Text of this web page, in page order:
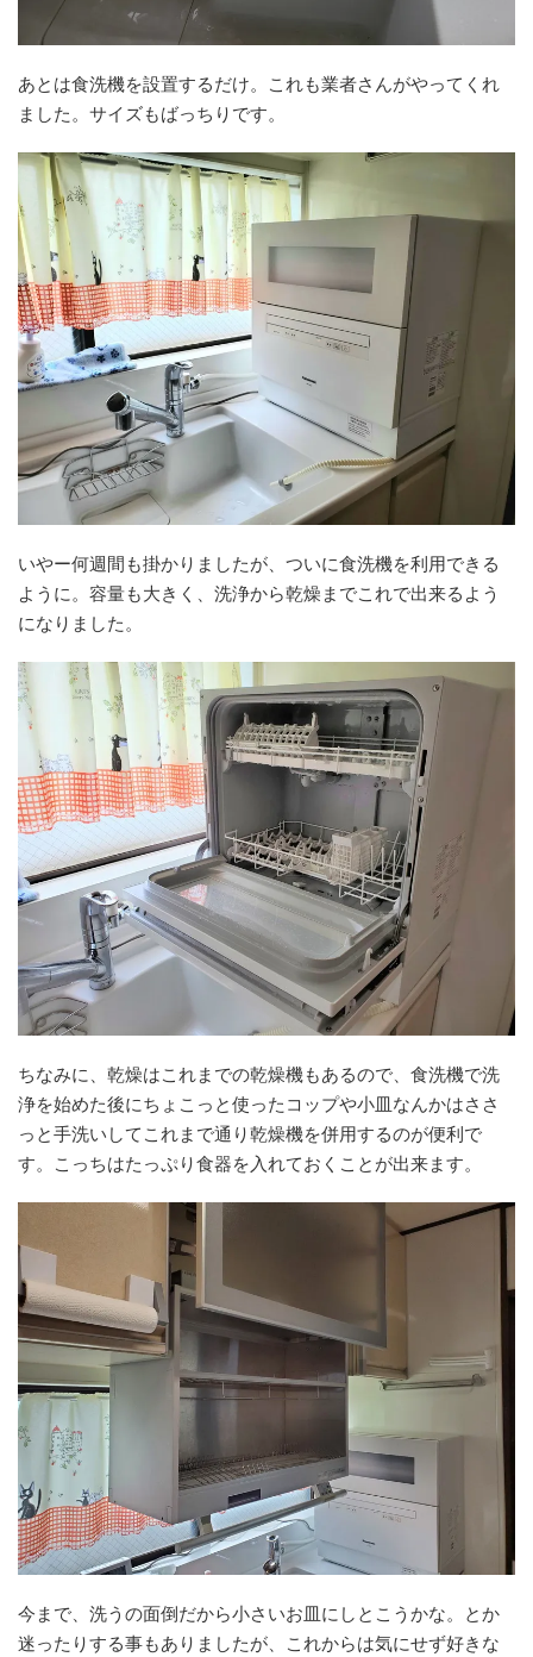
あとは食洗機を設置するだけ。これも業者さんがやってくれ
ました。サイズもばっちりです。
いやー何週間も掛かりましたが、ついに食洗機を利用できる
ように。容量も大きく、洗浄から乾燥までこれで出来るよう
になりました。
ちなみに、乾燥はこれまでの乾燥機もあるので、食洗機で洗
浄を始めた後にちょこっと使ったコップや小皿なんかはささ
っと手洗いしてこれまで通り乾燥機を併用するのが便利で
す。こっちはたっぷり食器を入れておくことが出来ます。
今まで、洗うの面倒だから小さいお皿にしとこうかな。とか
迷ったりする事もありましたが、これからは気にせず好きな